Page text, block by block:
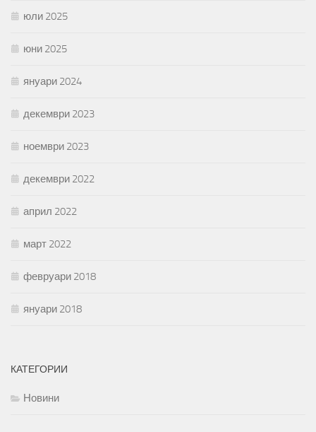
юли 2025
юни 2025
януари 2024
декември 2023
ноември 2023
декември 2022
април 2022
март 2022
февруари 2018
януари 2018
КАТЕГОРИИ
Новини